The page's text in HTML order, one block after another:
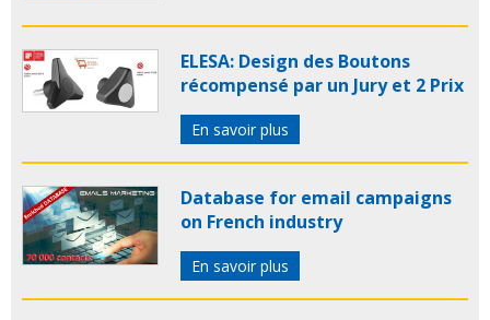
ELESA: Design des Boutons
récompensé par un Jury et 2 Prix
En savoir plus
Database for email campaigns
on French industry
En savoir plus